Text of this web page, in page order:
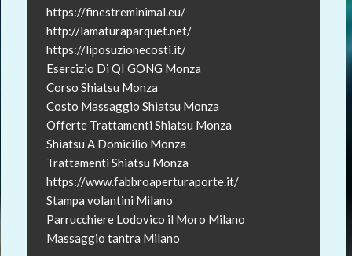
https://finestreminimal.eu/
http://lamaturaparquet.net/
https://liposuzionecosti.it/
Esercizio Di QI GONG Monza
Corso Shiatsu Monza
Costo Massaggio Shiatsu Monza
Offerte Trattamenti Shiatsu Monza
Shiatsu A Domicilio Monza
Trattamenti Shiatsu Monza
https://www.fabbroaperturaporte.it/
Stampa volantini Milano
Parrucchiere Lodovico il Moro Milano
Massaggio tantra Milano